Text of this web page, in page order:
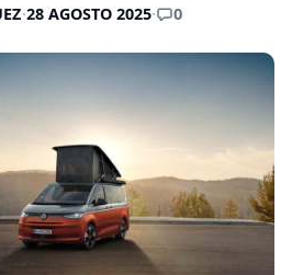
·28 AGOSTO 2025· 0